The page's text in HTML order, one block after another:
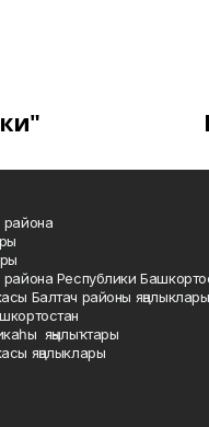
района
Республики
Балтач районы яңалыклары
яңылыҡтары
яңалыклары